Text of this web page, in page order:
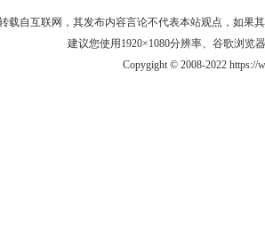
载自互联网，其发布内容言论不代表本站观点，如果
建议您使用1920×1080分辨率、谷歌浏览
Copygight © 2008-2022 https://